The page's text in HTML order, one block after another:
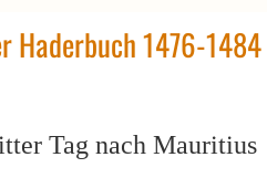
Haderbuch 1476-1484
Tag nach Mauritius